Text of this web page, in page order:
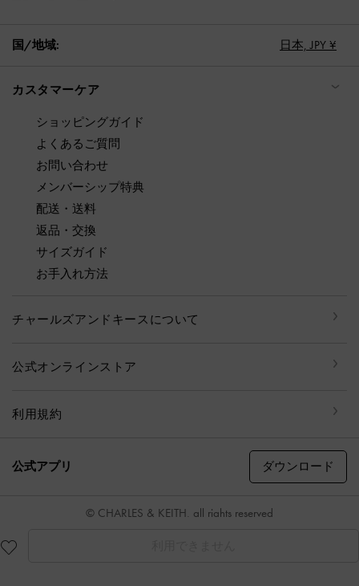
国/地域: 日本, JPY ¥
カスタマーケア
ショッピングガイド
よくあるご質問
お問い合わせ
メンバーシップ特典
配送・送料
返品・交換
サイズガイド
お手入れ方法
チャールズアンドキースについて
公式オンラインストア
利用規約
公式アプリ ダウンロード
© CHARLES & KEITH, all rights reserved